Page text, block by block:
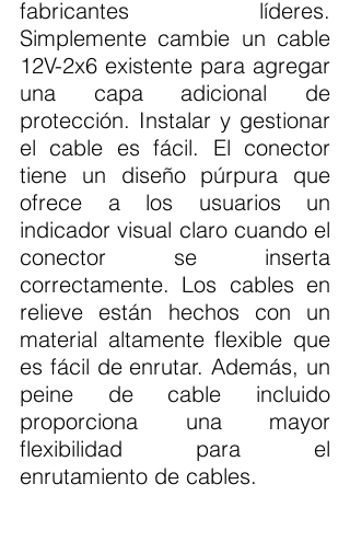
fabricantes líderes.
Simplemente cambie un cable
12V-2x6 existente para agregar
una capa adicional de
protección. Instalar y gestionar
el cable es fácil. El conector
tiene un diseño púrpura que
ofrece a los usuarios un
indicador visual claro cuando el
conector se inserta
correctamente. Los cables en
relieve están hechos con un
material altamente flexible que
es fácil de enrutar. Además, un
peine de cable incluido
proporciona una mayor
flexibilidad para el
enrutamiento de cables.